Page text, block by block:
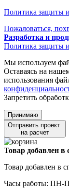
Политика защиты
Пожаловаться,
Разработка и
Политика защиты
Мы используем
Оставаясь на
использования
Запретить
Принимаю
Отправить проект
на расчет
Товар добавлен в
Товар добавлен в
Часы работы: ПН-